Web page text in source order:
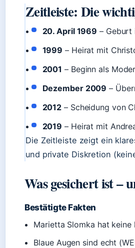
Zeitleiste: Die
20. April 1969 – Geburt
1999 – Heirat mit
2001 – Beginn als
Dezember 2009 –
2012 – Scheidung von
2019 – Heirat mit
Die Zeitleiste zeigt ein
und private Diskretion
Was gesichert ist –
Bestätigte Fakten
Marietta Slomka hat keine
Blaue Augen sind echt (